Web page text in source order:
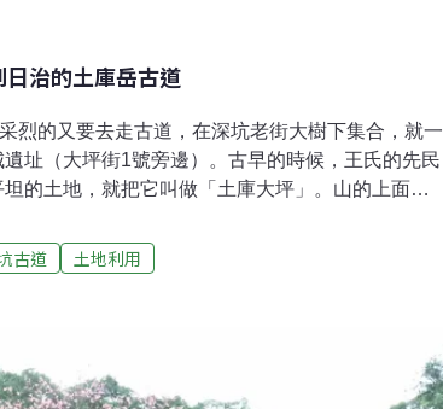
治的土庫岳古道
烈的又要去走古道，在深坑老街大樹下集合，就一
址（大坪街1號旁邊）。古早的時候，王氏的先民
的土地，就把它叫做「土庫大坪」。山的上面開
正龍的前胸、正門的兩側，建有斗子沏的尺二
丁，石條沏成的水群堵，長了一些青苔，正門兩
流成溪 流過清朝的樟腦時代看完古厝，我們從土雞
山溪邊的步道。步道旁的這一條小溪流，看不到
古道 土地利用